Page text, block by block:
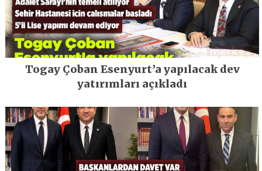
Togay Çoban Esenyurt’a yapılacak dev
yatırımları açıkladı